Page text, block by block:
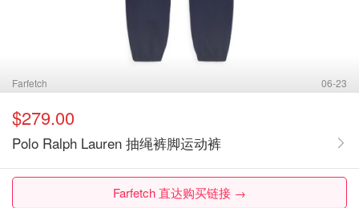
Farfetch 06-23
$279.00
Polo Ralph Lauren 抽绳裤脚运动裤
Farfetch 直达购买链接 →